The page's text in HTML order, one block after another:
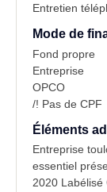
Entretien
Mode de
Fond propre
Entreprise
OPCO
/! Pas de CPF
Éléments
Entreprise
essentiel
2020 Labélisé